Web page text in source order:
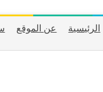
الرئيسية عن الموقع